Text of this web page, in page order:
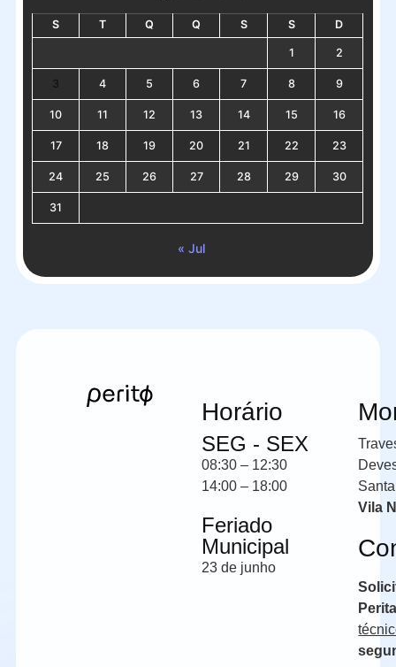
S T Q Q S S D
1 2
3 4 5 6 7 8 9
10 11 12 13 14 15 16
17 18 19 20 21 22 23
24 25 26 27 28 29 30
31
« Jul
Horário
SEG - SEX
08:30 – 12:30
14:00 – 18:00
Feriado
Municipal
23 de junho
Vila